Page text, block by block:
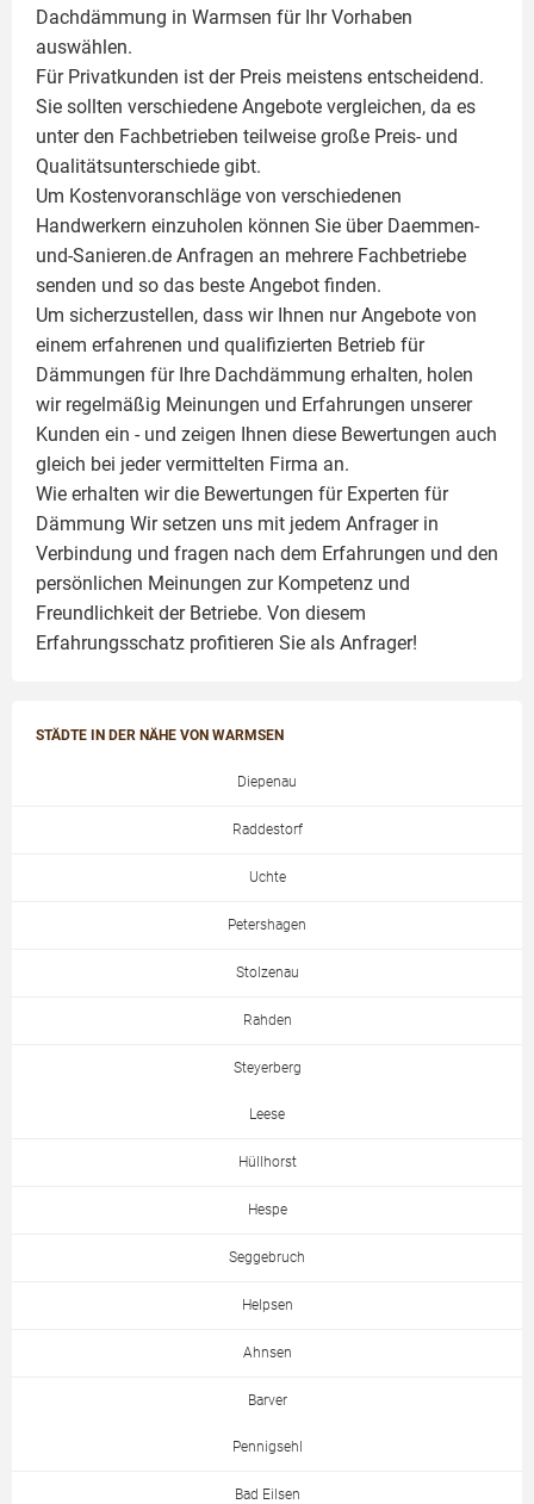
Dachdämmung in Warmsen für Ihr Vorhaben
auswählen.
Für Privatkunden ist der Preis meistens entscheidend.
Sie sollten verschiedene Angebote vergleichen, da es
unter den Fachbetrieben teilweise große Preis- und
Qualitätsunterschiede gibt.
Um Kostenvoranschläge von verschiedenen
Handwerkern einzuholen können Sie über Daemmen-
und-Sanieren.de Anfragen an mehrere Fachbetriebe
senden und so das beste Angebot finden.
Um sicherzustellen, dass wir Ihnen nur Angebote von
einem erfahrenen und qualifizierten Betrieb für
Dämmungen für Ihre Dachdämmung erhalten, holen
wir regelmäßig Meinungen und Erfahrungen unserer
Kunden ein - und zeigen Ihnen diese Bewertungen auch
gleich bei jeder vermittelten Firma an.
Wie erhalten wir die Bewertungen für Experten für
Dämmung Wir setzen uns mit jedem Anfrager in
Verbindung und fragen nach dem Erfahrungen und den
persönlichen Meinungen zur Kompetenz und
Freundlichkeit der Betriebe. Von diesem
Erfahrungsschatz profitieren Sie als Anfrager!
STÄDTE IN DER NÄHE VON WARMSEN
Diepenau
Raddestorf
Uchte
Petershagen
Stolzenau
Rahden
Steyerberg
Leese
Hüllhorst
Hespe
Seggebruch
Helpsen
Ahnsen
Barver
Pennigsehl
Bad Eilsen